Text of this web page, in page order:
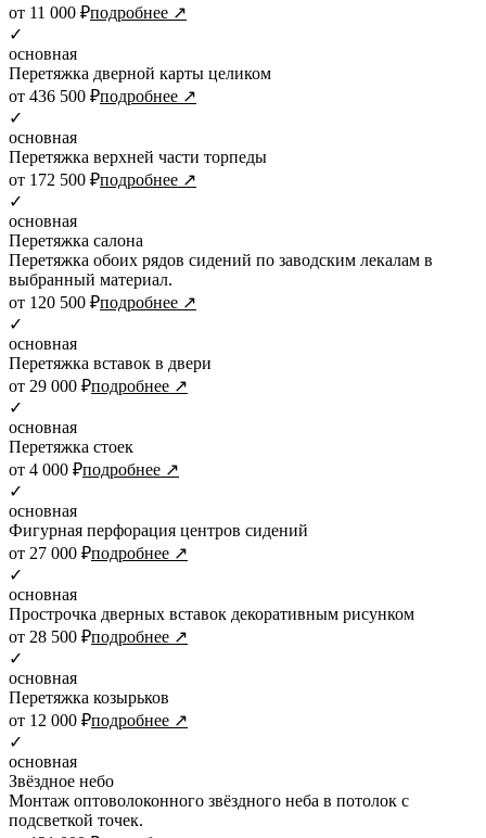
от 11 000 ₽подробнее ↗
✓
основная
Перетяжка дверной карты целиком
от 436 500 ₽подробнее ↗
✓
основная
Перетяжка верхней части торпеды
от 172 500 ₽подробнее ↗
✓
основная
Перетяжка салона
Перетяжка обоих рядов сидений по заводским лекалам в
выбранный материал.
от 120 500 ₽подробнее ↗
✓
основная
Перетяжка вставок в двери
от 29 000 ₽подробнее ↗
✓
основная
Перетяжка стоек
от 4 000 ₽подробнее ↗
✓
основная
Фигурная перфорация центров сидений
от 27 000 ₽подробнее ↗
✓
основная
Прострочка дверных вставок декоративным рисунком
от 28 500 ₽подробнее ↗
✓
основная
Перетяжка козырьков
от 12 000 ₽подробнее ↗
✓
основная
Звёздное небо
Монтаж оптоволоконного звёздного неба в потолок с
подсветкой точек.